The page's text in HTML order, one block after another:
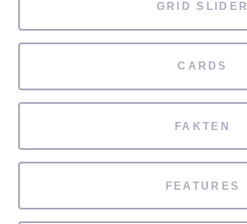
GRID SLIDER
CARDS
FAKTEN
FEATURES